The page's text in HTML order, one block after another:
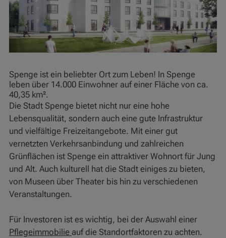
Spenge ist ein beliebter Ort zum Leben! In Spenge
leben über 14.000 Einwohner auf einer Fläche von ca.
40,35 km².
Die Stadt Spenge bietet nicht nur eine hohe
Lebensqualität, sondern auch eine gute Infrastruktur
und vielfältige Freizeitangebote. Mit einer gut
vernetzten Verkehrsanbindung und zahlreichen
Grünflächen ist Spenge ein attraktiver Wohnort für Jung
und Alt. Auch kulturell hat die Stadt einiges zu bieten,
von Museen über Theater bis hin zu verschiedenen
Veranstaltungen.
Für Investoren ist es wichtig, bei der Auswahl einer
Pflegeimmobilie auf die Standortfaktoren zu achten.